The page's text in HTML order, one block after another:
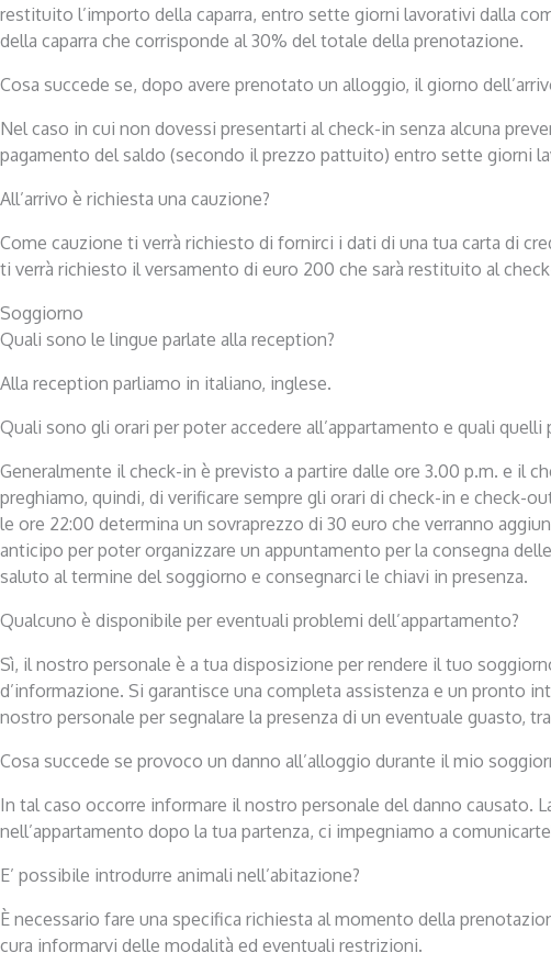
restituito l’importo della caparra, entro sette giorni lavorativi dalla
della caparra che corrisponde al 30% del totale della prenotazione.
Cosa succede se, dopo avere prenotato un alloggio, il giorno
Nel caso in cui non dovessi presentarti al check-in senza alcuna
pagamento del saldo (secondo il prezzo pattuito) entro sette giorni
All’arrivo è richiesta una cauzione?
Come cauzione ti verrà richiesto di fornirci i dati di una tua carta di
ti verrà richiesto il versamento di euro 200 che sarà restituito al
Soggiorno
Quali sono le lingue parlate alla reception?
Alla reception parliamo in italiano, inglese.
Quali sono gli orari per poter accedere all’appartamento e quali
Generalmente il check-in è previsto a partire dalle ore 3.00 p.m. e il
preghiamo, quindi, di verificare sempre gli orari di check-in e check-
le ore 22:00 determina un sovraprezzo di 30 euro che verranno
anticipo per poter organizzare un appuntamento per la consegna
saluto al termine del soggiorno e consegnarci le chiavi in presenza.
Qualcuno è disponibile per eventuali problemi dell’appartamento?
Sì, il nostro personale è a tua disposizione per rendere il tuo
d’informazione. Si garantisce una completa assistenza e un pronto
nostro personale per segnalare la presenza di un eventuale guasto,
Cosa succede se provoco un danno all’alloggio durante il mio
In tal caso occorre informare il nostro personale del danno causato.
nell’appartamento dopo la tua partenza, ci impegniamo a
E’ possibile introdurre animali nell’abitazione?
È necessario fare una specifica richiesta al momento della
cura informarvi delle modalità ed eventuali restrizioni.